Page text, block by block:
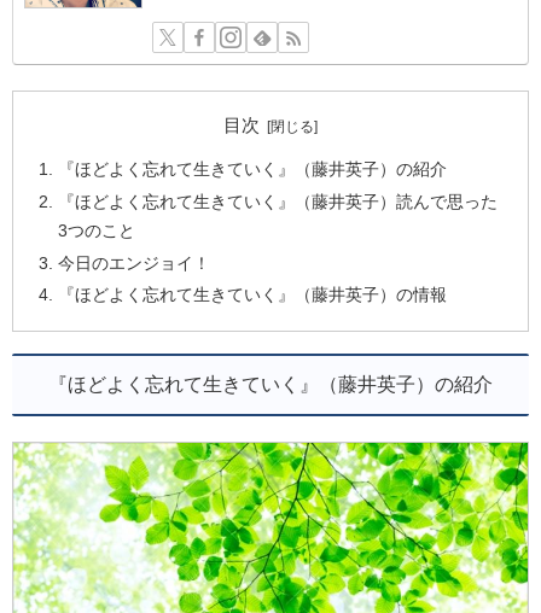
目次
『ほどよく忘れて生きていく』（藤井英子）の紹介
『ほどよく忘れて生きていく』（藤井英子）読んで思った
3つのこと
今日のエンジョイ！
『ほどよく忘れて生きていく』（藤井英子）の情報
『ほどよく忘れて生きていく』（藤井英子）の紹介